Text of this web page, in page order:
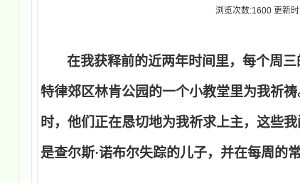
浏览次数:1600 更新
在我获释前的近两年时间里，每个周
特律郊区林肯公园的一个小教堂里为我祈
时，他们正在恳切地为我祈求上主，这些
是查尔斯·诺布尔失踪的儿子，并在每周的